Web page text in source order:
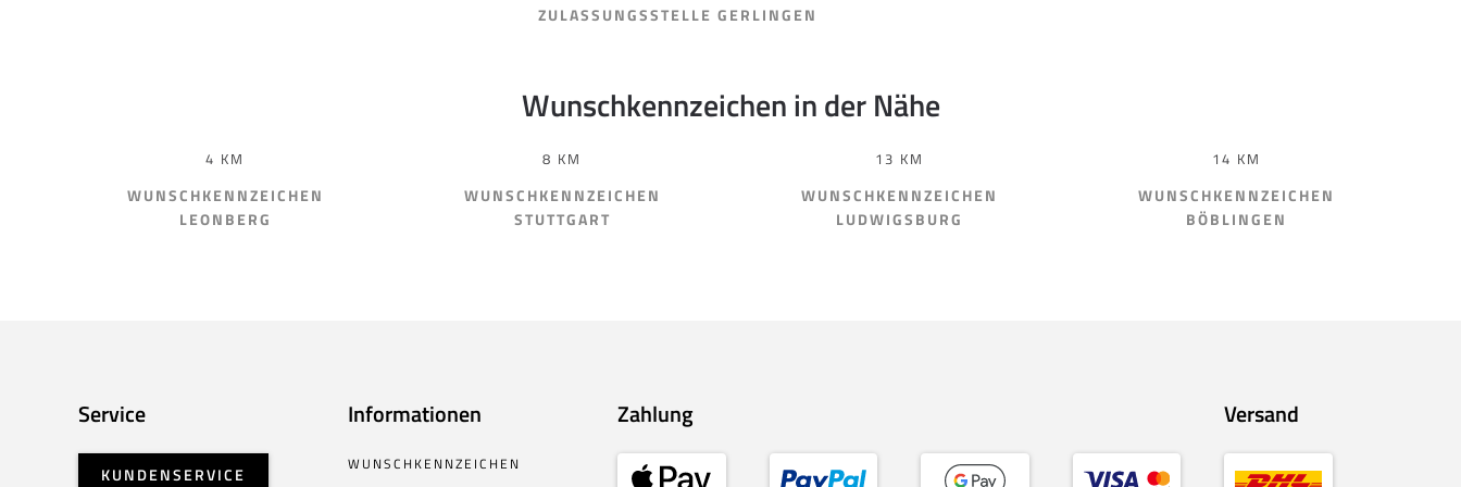
ZULASSUNGSSTELLE GERLINGEN
Wunschkennzeichen in der Nähe
4 KM
WUNSCHKENNZEICHEN
LEONBERG
8 KM
WUNSCHKENNZEICHEN
STUTTGART
13 KM
WUNSCHKENNZEICHEN
LUDWIGSBURG
14 KM
WUNSCHKENNZEICHEN
BÖBLINGEN
Service
KUNDENSERVICE
Informationen
WUNSCHKENNZEICHEN
Zahlung Versand